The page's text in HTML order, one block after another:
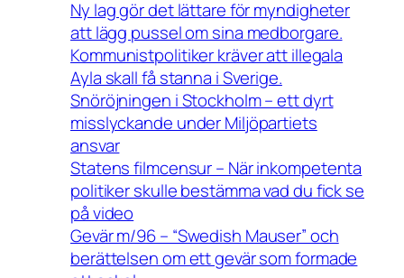
Ny lag gör det lättare för myndigheter
att lägg pussel om sina medborgare.
Kommunistpolitiker kräver att illegala
Ayla skall få stanna i Sverige.
Snöröjningen i Stockholm – ett dyrt
misslyckande under Miljöpartiets
ansvar
Statens filmcensur – När inkompetenta
politiker skulle bestämma vad du fick se
på video
Gevär m/96 – “Swedish Mauser” och
berättelsen om ett gevär som formade